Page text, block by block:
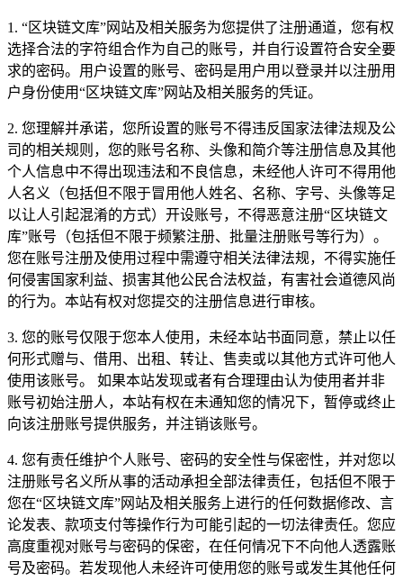
1. “区块链文库”网站及相关服务为您提供了注册通道，您有权
选择合法的字符组合作为自己的账号，并自行设置符合安全要
求的密码。用户设置的账号、密码是用户用以登录并以注册用
户身份使用“区块链文库”网站及相关服务的凭证。
2. 您理解并承诺，您所设置的账号不得违反国家法律法规及公
司的相关规则，您的账号名称、头像和简介等注册信息及其他
个人信息中不得出现违法和不良信息，未经他人许可不得用他
人名义（包括但不限于冒用他人姓名、名称、字号、头像等足
以让人引起混淆的方式）开设账号，不得恶意注册“区块链文
库”账号（包括但不限于频繁注册、批量注册账号等行为）。
您在账号注册及使用过程中需遵守相关法律法规，不得实施任
何侵害国家利益、损害其他公民合法权益，有害社会道德风尚
的行为。本站有权对您提交的注册信息进行审核。
3. 您的账号仅限于您本人使用，未经本站书面同意，禁止以任
何形式赠与、借用、出租、转让、售卖或以其他方式许可他人
使用该账号。 如果本站发现或者有合理理由认为使用者并非
账号初始注册人，本站有权在未通知您的情况下，暂停或终止
向该注册账号提供服务，并注销该账号。
4. 您有责任维护个人账号、密码的安全性与保密性，并对您以
注册账号名义所从事的活动承担全部法律责任，包括但不限于
您在“区块链文库”网站及相关服务上进行的任何数据修改、言
论发表、款项支付等操作行为可能引起的一切法律责任。您应
高度重视对账号与密码的保密，在任何情况下不向他人透露账
号及密码。若发现他人未经许可使用您的账号或发生其他任何